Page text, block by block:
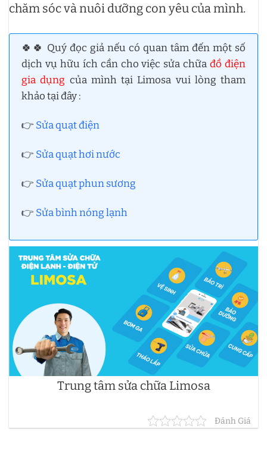
chăm sóc và nuôi dưỡng con yêu của mình.
🍀🍀 Quý đọc giả nếu có quan tâm đến một số
dịch vụ hữu ích cần cho việc sửa chữađồ điện
gia dụng của mình tại Limosa vui lòng tham
khảo tại đây :
👉 Sửa quạt điện
👉 Sửa quạt hơi nước
👉 Sửa quạt phun sương
👉 Sửa bình nóng lạnh
Trung tâm sửa chữa Limosa
Đánh Giá